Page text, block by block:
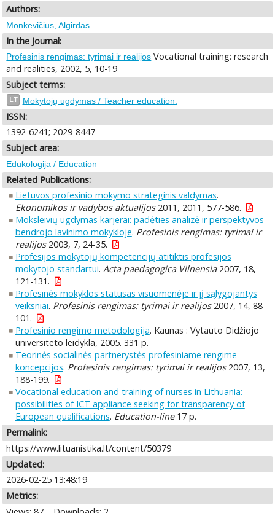
Authors:
Monkevičius, Algirdas
In the Journal:
Profesinis rengimas: tyrimai ir realijos Vocational training: research
and realities, 2002, 5, 10-19
Subject terms:
LT Mokytojų ugdymas / Teacher education.
ISSN:
1392-6241; 2029-8447
Subject area:
Edukologija / Education
Related Publications:
Lietuvos profesinio mokymo strateginis valdymas.
Ekonomikos ir vadybos aktualijos2011, 2011, 577-586.
Moksleivių ugdymas karjerai: padėties analizė ir perspektyvos
bendrojo lavinimo mokykloje. Profesinis rengimas: tyrimai ir
realijos2003, 7, 24-35.
Profesijos mokytojų kompetencijų atitiktis profesijos
mokytojo standartui. Acta paedagogica Vilnensia2007, 18,
121-131.
Profesinės mokyklos statusas visuomenėje ir jį sąlygojantys
veiksniai. Profesinis rengimas: tyrimai ir realijos2007, 14, 88-
101.
Profesinio rengimo metodologija. Kaunas : Vytauto Didžiojo
universiteto leidykla, 2005. 331 p.
Teorinės socialinės partnerystės profesiniame rengime
koncepcijos. Profesinis rengimas: tyrimai ir realijos2007, 13,
188-199.
Vocational education and training of nurses in Lithuania:
possibilities of ICT appliance seeking for transparency of
European qualifications. Education-line17 p.
Permalink:
https://www.lituanistika.lt/content/50379
Updated:
2026-02-25 13:48:19
Metrics: